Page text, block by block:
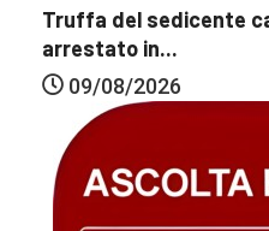
Truffa del sedicente
arrestato in...
09/08/2026